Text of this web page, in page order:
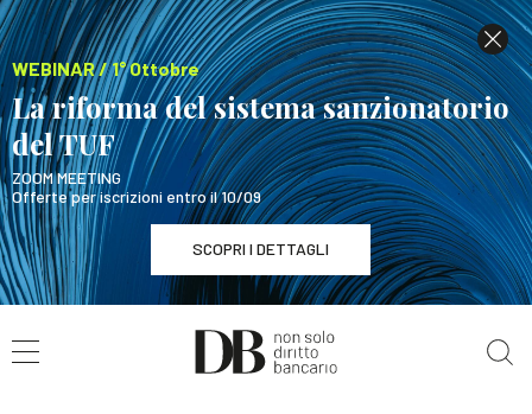
WEBINAR / 1° Ottobre
La riforma del sistema sanzionatorio
del TUF
ZOOM MEETING
Offerte per iscrizioni entro il 10/09
SCOPRI I DETTAGLI
WEBINAR / 1° Ottobre
La riforma del sistema sanzionatorio del TUF